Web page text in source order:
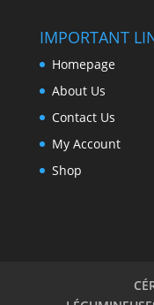
IMPORTANT
Homepage
About Us
Contact Us
My Account
Shop